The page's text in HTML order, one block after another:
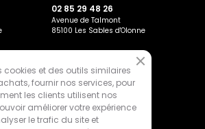
02 85 29 48 26
Avenue de Talmont
85100 Les Sables d'Olonne
cookies et des outils similaires
fournir nos services, pour
les clients utilisent nos
améliorer votre expérience
le trafic du site et